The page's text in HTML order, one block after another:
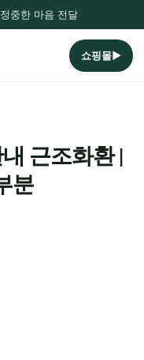
중한 마음 전달
쇼핑몰▶
근조화환 |
분